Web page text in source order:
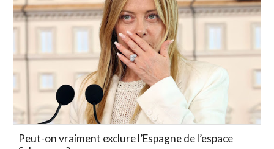
Peut-on vraiment exclure l’Espagne de l’espace